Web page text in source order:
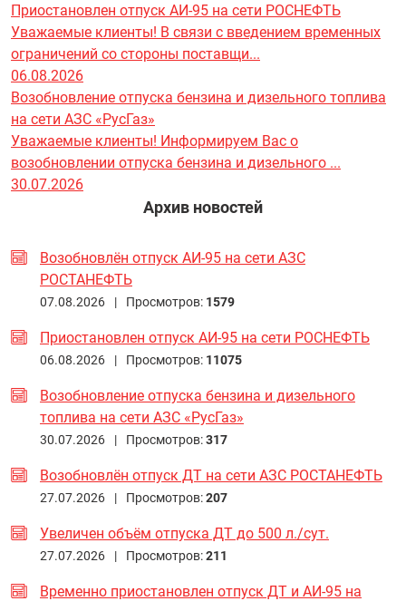
Приостановлен отпуск АИ-95 на сети РОСНЕФТЬ
Уважаемые клиенты! В связи с введением временных
ограничений со стороны поставщи...
06.08.2026
Возобновление отпуска бензина и дизельного топлива
на сети АЗС «РусГаз»
Уважаемые клиенты! Информируем Вас о
возобновлении отпуска бензина и дизельного ...
30.07.2026
Архив новостей
Возобновлён отпуск АИ-95 на сети АЗС
РОСТАНЕФТЬ
07.08.2026 | Просмотров: 1579
Приостановлен отпуск АИ-95 на сети РОСНЕФТЬ
06.08.2026 | Просмотров: 11075
Возобновление отпуска бензина и дизельного
топлива на сети АЗС «РусГаз»
30.07.2026 | Просмотров:317
Возобновлён отпуск ДТ на сети АЗС РОСТАНЕФТЬ
27.07.2026 | Просмотров:207
Увеличен объём отпуска ДТ до 500 л./сут.
27.07.2026 | Просмотров:211
Временно приостановлен отпуск ДТ и АИ-95 на